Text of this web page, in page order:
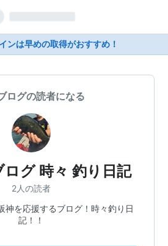
ンは早めの取得がおすすめ！
ログの読者になる
ログ 時々 釣り日記
2人の読者
神を応援するブログ！時々釣り日
記！！